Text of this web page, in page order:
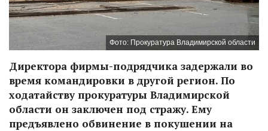
Фото: Прокуратура Владимирской области
Директора фирмы-подрядчика задержали во
время командировки в другой регион. По
ходатайству прокуратуры Владимирской
области он заключен под стражу. Ему
предъявлено обвинение в покушении на